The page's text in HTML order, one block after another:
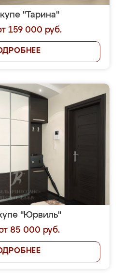
"Тарина"
159 000 руб.
"Юрвиль"
85 000 руб.